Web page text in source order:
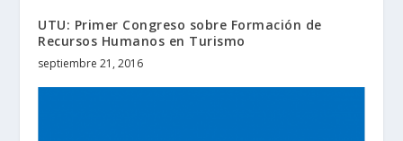
UTU: Primer Congreso sobre Formación de
Recursos Humanos en Turismo
septiembre 21, 2016